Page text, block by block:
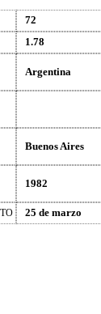
72
1.78
Argentina
Buenos Aires
1982
25 de marzo